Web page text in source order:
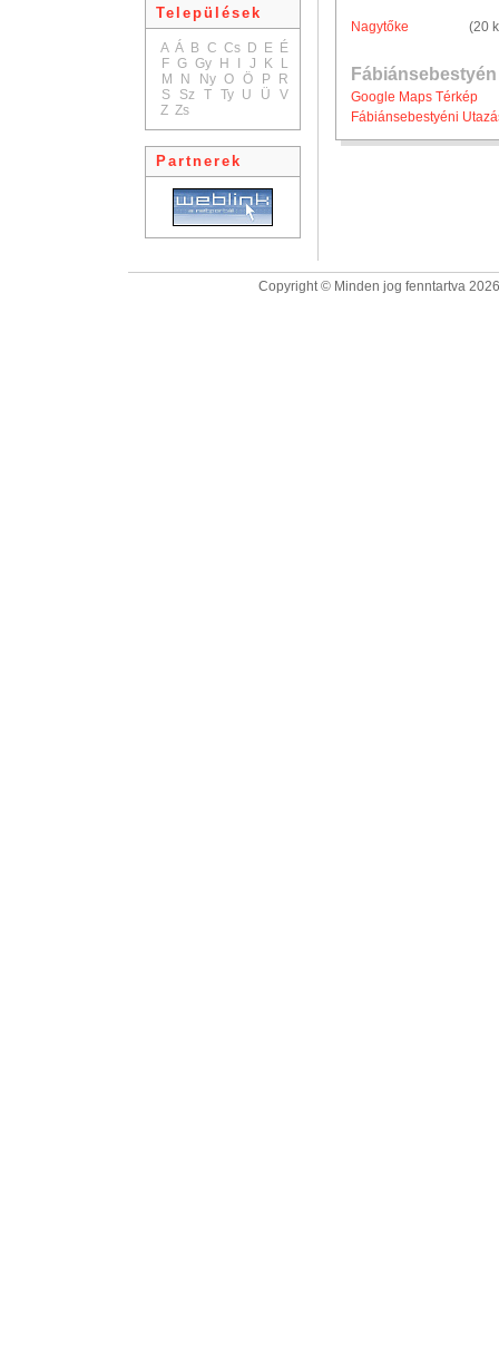
Települések
A Á B C Cs D E É
F G Gy H J K
L
M
N Ny O Ö P
R
S
Sz T Ty U Ü
V
Z Zs
Partnerek
Nagytőke (20
Google Maps Térkép
Fábiánsebestyéni
Copyright © Minden jog fenntartva